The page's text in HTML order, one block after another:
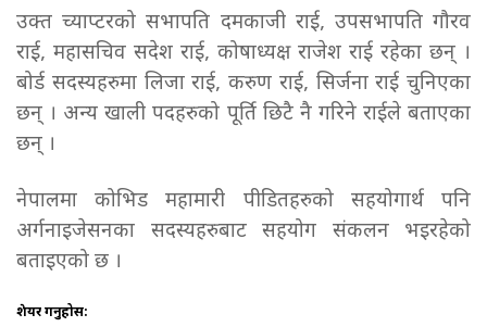
उक्त च्याप्टरको सभापति दमकाजी राई, उपसभापति गौरव
राई, महासचिव सदेश राई, कोषाध्यक्ष राजेश राई रहेका छन् ।
बोर्ड सदस्यहरुमा लिजा राई, करुण राई, सिर्जना राई चुनिएका
छन् । अन्य खाली पदहरुको पूर्ति छिटै नै गरिने राईले बताएका
छन् ।
नेपालमा कोभिड महामारी पीडितहरुको सहयोगार्थ पनि
अर्गनाइजेसनका सदस्यहरुबाट सहयोग संकलन भइरहेको
बताइएको छ ।
शेयर गर्नुहोस: